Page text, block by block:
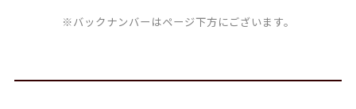
※バックナンバーはページ下方にございます。